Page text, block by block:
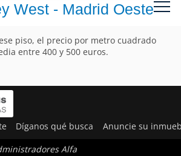
West - Madrid Oeste
piso, el precio por metro cuadrado
entre 400 y 500 euros.
Díganos qué busca Anuncie su
Alfa